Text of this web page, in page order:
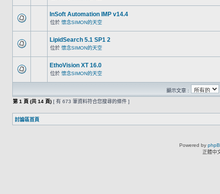
InSoft Automation IMP v14.4
位於 懷念SIMON的天空
LipidSearch 5.1 SP1 2
位於 懷念SIMON的天空
EthoVision XT 16.0
位於 懷念SIMON的天空
顯示文章 :
第 1 頁 (共 14 頁) [ 有 673 筆資料符合您搜尋的條件 ]
討論區首頁
Powered by
正體中